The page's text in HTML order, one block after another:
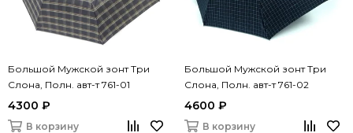
Большой Мужской зонт Три
Слона, Полн. авт-т 761-01
4300 ₽
В корзину
Большой Мужской зонт Три
Слона, Полн. авт-т 761-02
4600 ₽
В корзину